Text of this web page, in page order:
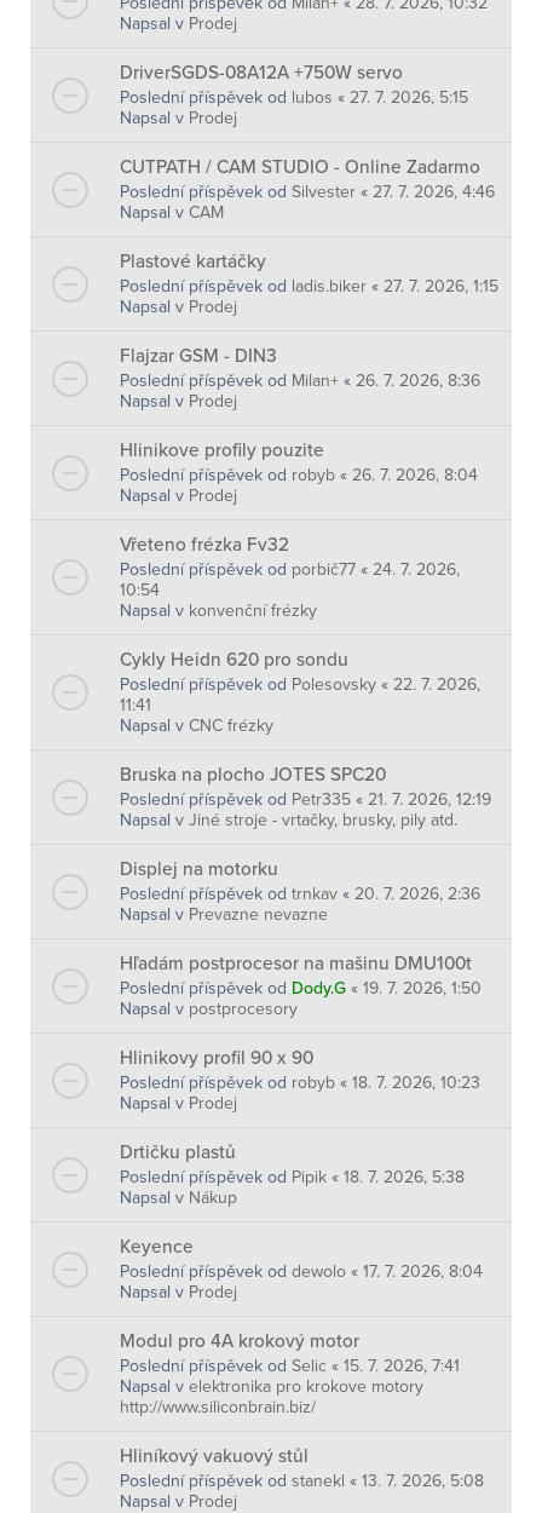
Napsal v Prodej
DriverSGDS-08A12A +750W servo
Poslední příspěvek od lubos « 27. 7. 2026, 5:15
Napsal v Prodej
CUTPATH / CAM STUDIO - Online Zadarmo
Poslední příspěvek od Silvester « 27. 7. 2026, 4:46
Napsal v CAM
Plastové kartáčky
Poslední příspěvek od ladis.biker « 27. 7. 2026, 1:15
Napsal v Prodej
Flajzar GSM - DIN3
Poslední příspěvek od Milan+ « 26. 7. 2026, 8:36
Napsal v Prodej
Hlinikove profily pouzite
Poslední příspěvek od robyb « 26. 7. 2026, 8:04
Napsal v Prodej
Vřeteno frézka Fv32
Poslední příspěvek od porbič77 « 24. 7. 2026,
10:54
Napsal v konvenční frézky
Cykly Heidn 620 pro sondu
Poslední příspěvek od Polesovsky « 22. 7. 2026,
11:41
Napsal v CNC frézky
Bruska na plocho JOTES SPC20
Poslední příspěvek od Petr335 « 21. 7. 2026, 12:19
Napsal v Jiné stroje - vrtačky, brusky, pily atd.
Displej na motorku
Poslední příspěvek od trnkav « 20. 7. 2026, 2:36
Napsal v Prevazne nevazne
Hľadám postprocesor na mašinu DMU100t
Poslední příspěvek od Dody.G « 19. 7. 2026, 1:50
Napsal v postprocesory
Hlinikovy profil 90 x 90
Poslední příspěvek od robyb « 18. 7. 2026, 10:23
Napsal v Prodej
Drtičku plastů
Poslední příspěvek od Pipik « 18. 7. 2026, 5:38
Napsal v Nákup
Keyence
Poslední příspěvek od dewolo « 17. 7. 2026, 8:04
Napsal v Prodej
Modul pro 4A krokový motor
Poslední příspěvek od Selic « 15. 7. 2026, 7:41
Napsal v elektronika pro krokove motory
http://www.siliconbrain.biz/
Hliníkový vakuový stůl
Poslední příspěvek od stanekl « 13. 7. 2026, 5:08
Napsal v Prodej